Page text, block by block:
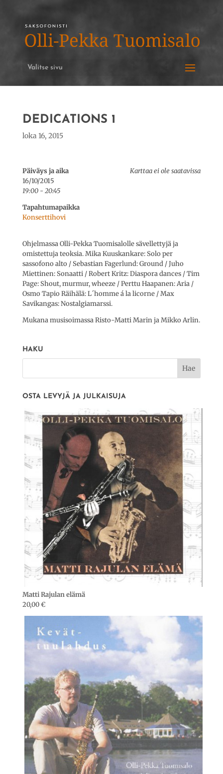
Valitse sivu
DEDICATIONS 1
loka 16, 2015
Karttaa ei ole saatavissa
Päiväys ja aika
16/10/2015
19:00 - 20:45
Tapahtumapaikka
Konserttihovi
Ohjelmassa Olli-Pekka Tuomisalolle sävellettyjä ja
omistettuja teoksia. Mika Kuuskankare: Solo per
sassofono alto / Sebastian Fagerlund: Ground / Juho
Miettinen: Sonaatti / Robert Kritz: Diaspora dances / Tim
Page: Shout, murmur, wheeze / Perttu Haapanen: Aria /
Osmo Tapio Räihälä: L´homme á la licorne / Max
Savikangas: Nostalgiamarssi.
Mukana musisoimassa Risto-Matti Marin ja Mikko Arlin.
HAKU
OSTA LEVYJÄ JA JULKAISUJA
Matti Rajulan elämä
20,00€